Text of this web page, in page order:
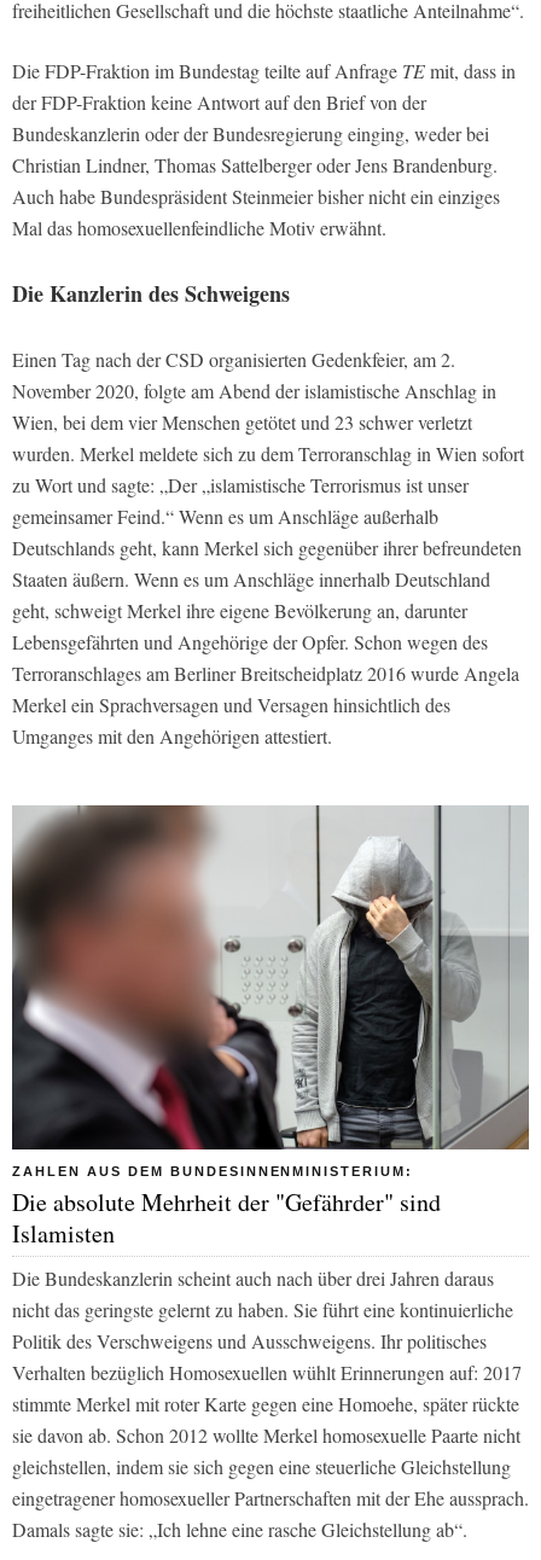
freiheitlichen Gesellschaft und die höchste staatliche Anteilnahme“.
Die FDP-Fraktion im Bundestag teilte auf Anfrage TEmit, dass in
der FDP-Fraktion keine Antwort auf den Brief von der
Bundeskanzlerin oder der Bundesregierung einging, weder bei
Christian Lindner, Thomas Sattelberger oder Jens Brandenburg.
Auch habe Bundespräsident Steinmeier bisher nicht ein einziges
Mal das homosexuellenfeindliche Motiv erwähnt.
Die Kanzlerin des Schweigens
Einen Tag nach der CSD organisierten Gedenkfeier, am 2.
November 2020, folgte am Abend der islamistische Anschlag in
Wien, bei dem vier Menschen getötet und 23 schwer verletzt
wurden. Merkel meldete sich zu dem Terroranschlag in Wien sofort
zu Wort und sagte: „Der „islamistische Terrorismus ist unser
gemeinsamer Feind.“ Wenn es um Anschläge außerhalb
Deutschlands geht, kann Merkel sich gegenüber ihrer befreundeten
Staaten äußern. Wenn es um Anschläge innerhalb Deutschland
geht, schweigt Merkel ihre eigene Bevölkerung an, darunter
Lebensgefährten und Angehörige der Opfer. Schon wegen des
Terroranschlages am Berliner Breitscheidplatz 2016 wurde Angela
Merkel ein Sprachversagen und Versagen hinsichtlich des
Umganges mit den Angehörigen attestiert.
ZAHLEN AUS DEM BUNDESINNENMINISTERIUM:
Die absolute Mehrheit der "Gefährder" sind
Islamisten
Die Bundeskanzlerin scheint auch nach über drei Jahren daraus
nicht das geringste gelernt zu haben. Sie führt eine kontinuierliche
Politik des Verschweigens und Ausschweigens. Ihr politisches
Verhalten bezüglich Homosexuellen wühlt Erinnerungen auf: 2017
stimmte Merkel mit roter Karte gegen eine Homoehe, später rückte
sie davon ab. Schon 2012 wollte Merkel homosexuelle Paarte nicht
gleichstellen, indem sie sich gegen eine steuerliche Gleichstellung
eingetragener homosexueller Partnerschaften mit der Ehe aussprach.
Damals sagte sie: „Ich lehne eine rasche Gleichstellung ab“.